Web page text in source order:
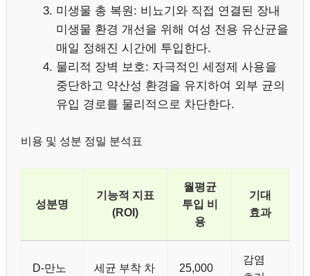
미생물 총 복원: 비뇨기와 직접 연결된 장내
미생물 환경 개선을 위해 여성 전용 유산균을
매일 정해진 시간에 투입한다.
물리적 장벽 보호: 자극적인 세정제 사용을
중단하고 약산성 환경을 유지하여 외부 균의
유입 경로를 물리적으로 차단한다.
비용 및 성분 정밀 분석표
성분명
기능적 지표
(ROI)
월평균
투입 비
용
기대
효과
D-만노 세균 부착 차 25,000
감염